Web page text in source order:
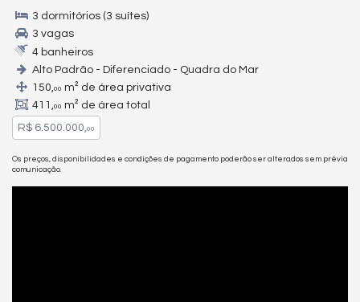
3 dormitórios (3 suítes)
3 vagas
4 banheiros
Alto Padrão - Diferenciado - Quadra do Mar
150,00 m² de área privativa
411,00 m² de área total
R$ 6.500.000,00
Os preços, disponibilidades e condições de pagamento poderão ser alterados sem prévia
comunicação.